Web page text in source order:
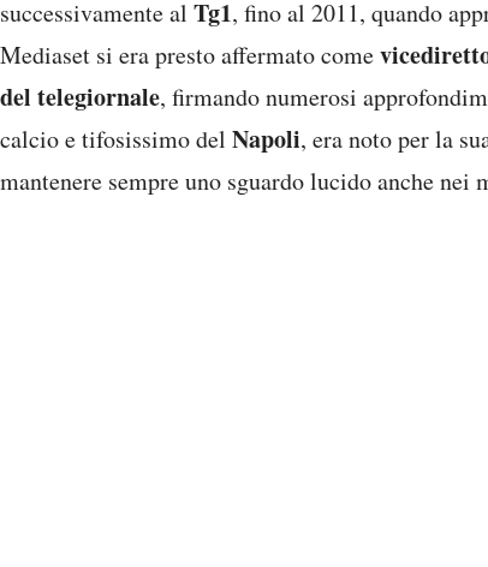
successivamente al Tg1, fino al 2011, quando
Mediaset si era presto affermato come
del telegiornale, firmando numerosi
calcio e tifosissimo del Napoli, era noto per la
mantenere sempre uno sguardo lucido anche